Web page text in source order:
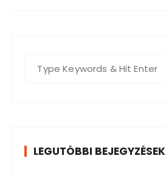
LEGUTÓBBI BEJEGYZÉSEK